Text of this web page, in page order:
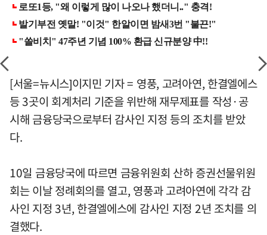
[서울=뉴시스]이지민 기자 = 영풍, 고려아연, 한결엘에스
등 3곳이 회계처리 기준을 위반해 재무제표를 작성·공
시해 금융당국으로부터 감사인 지정 등의 조치를 받았
다.
10일 금융당국에 따르면 금융위원회 산하 증권선물위원
회는 이날 정례회의를 열고, 영풍과 고려아연에 각각 감
사인 지정 3년, 한결엘에스에 감사인 지정 2년 조치를 의
결했다.